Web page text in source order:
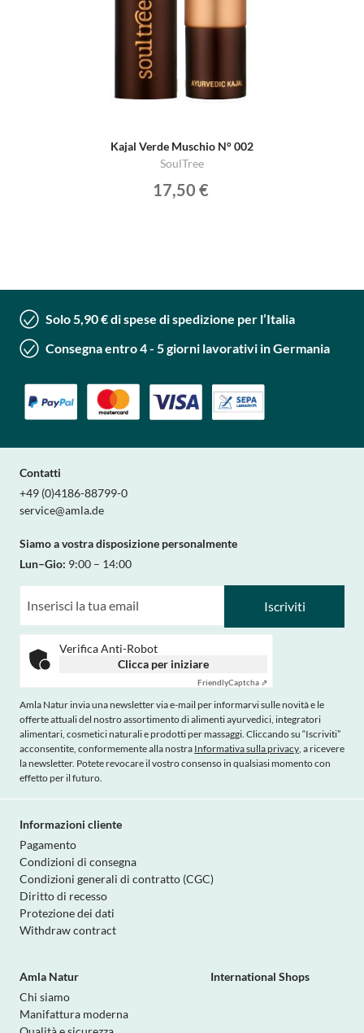
Kajal Verde Muschio N° 002
SoulTree
17,50 €
Solo 5,90 € di spese di spedizione per l’Italia
Consegna entro 4 - 5 giorni lavorativi in Germania
Contatti
+49 (0)4186-88799-0
service@amla.de
Siamo a vostra disposizione personalmente
Lun–Gio: 9:00 – 14:00
Iscriviti
Verifica Anti-Robot
Clicca per iniziare
FriendlyCaptcha ⇗
Amla Natur invia una newsletter via e-mail per informarvi sulle novità e le
offerte attuali del nostro assortimento di alimenti ayurvedici, integratori
alimentari, cosmetici naturali e prodotti per massaggi. Cliccando su “Iscriviti”
acconsentite, conformemente alla nostra Informativa sulla privacy, a ricevere
la newsletter. Potete revocare il vostro consenso in qualsiasi momento con
effetto per il futuro.
Informazioni cliente
Pagamento
Condizioni di consegna
Condizioni generali di contratto (CGC)
Diritto di recesso
Protezione dei dati
Withdraw contract
Amla Natur
Chi siamo
Manifattura moderna
International Shops